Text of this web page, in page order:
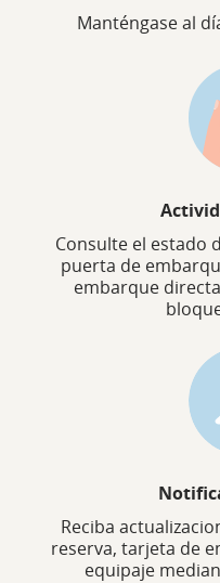
Manténgase al
Consulte el estado
puerta de
embarque
Reciba
reserva, tarjeta de
equipaje